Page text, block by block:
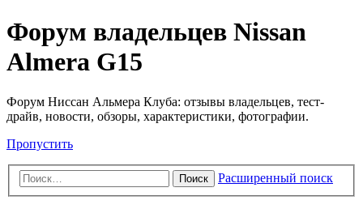
Форум владельцев Nissan
Almera G15
Форум Ниссан Альмера Клуба: отзывы владельцев, тест-
драйв, новости, обзоры, характеристики, фотографии.
Пропустить
Поиск Расширенный поиск